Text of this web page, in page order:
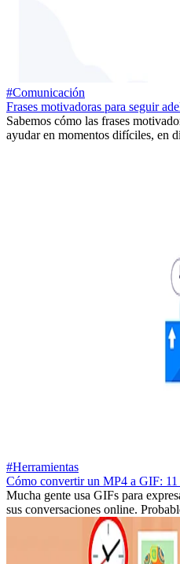
#Comunicación
Frases motivadoras para seguir
Sabemos cómo las frases
ayudar en momentos difíciles, en
#Herramientas
Cómo convertir un MP4 a GIF: 11
Mucha gente usa GIFs para
sus conversaciones online.